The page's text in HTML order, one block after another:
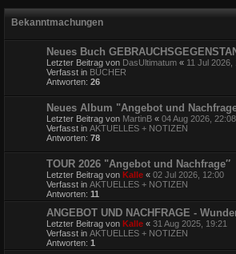
Bekanntmachungen
Neues Buch
Letzter Beitrag von DasUltimatum « 11 Jul 2026,
Verfasst in BÜCHER
Antworten: 26
Neues Album "Angebot und
Letzter Beitrag von MartinB « 04 Aug 2026, 22:08
Verfasst in AKTUELLES + NOTIZEN
Antworten: 78
TOUR 2026 "Angebot und Nachfrage″
Letzter Beitrag von Kalle « 02 Jul 2026, 12:00
Verfasst in AKTUELLES + NOTIZEN
Antworten: 11
ANGEBOT UND NACHFRAGE -
Letzter Beitrag von Kalle « 31 Aug 2025, 19:21
Verfasst in AKTUELLES + NOTIZEN
Antworten: 1